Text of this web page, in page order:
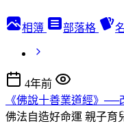
相簿 部落格
4年前
《佛說十善業道經》──
佛法自造好命運 親子育